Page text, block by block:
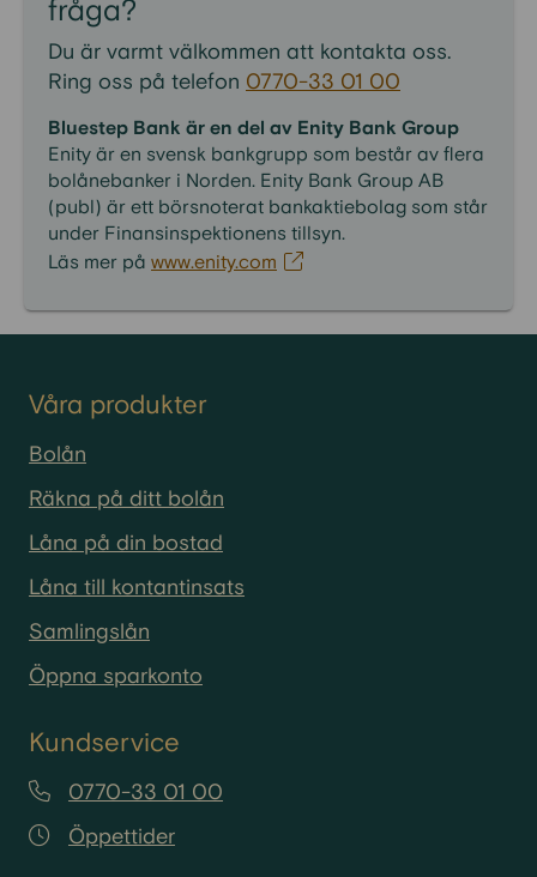
fråga?
Du är varmt välkommen att kontakta oss.
Ring oss på telefon 0770-33 01 00
Bluestep Bank är en del av Enity Bank Group
Enity är en svensk bankgrupp som består av flera
bolånebanker i Norden. Enity Bank Group AB
(publ) är ett börsnoterat bankaktiebolag som står
under Finansinspektionens tillsyn.
Läs mer på www.enity.com
Våra produkter
Bolån
Räkna på ditt bolån
Låna på din bostad
Låna till kontantinsats
Samlingslån
Öppna sparkonto
Kundservice
0770-33 01 00
Öppettider